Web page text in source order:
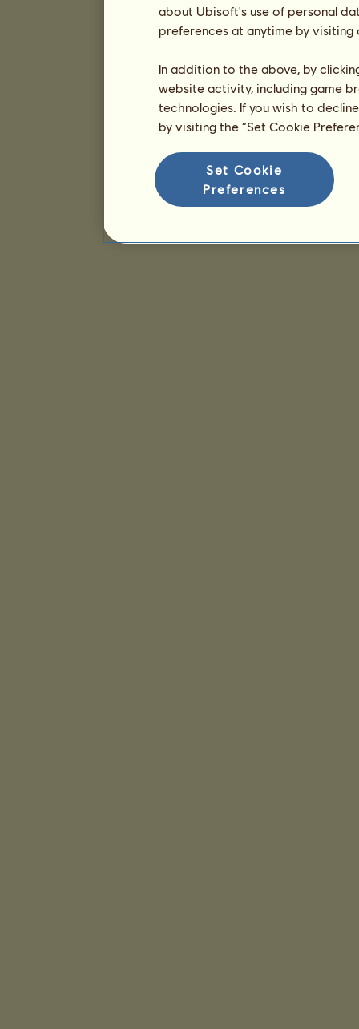
about Ubisoft's use of personal
preferences at anytime by
In addition to the above, by
website activity, including game
technologies. If you wish to
by visiting the “Set Cookie
Set Cookie
Preferences